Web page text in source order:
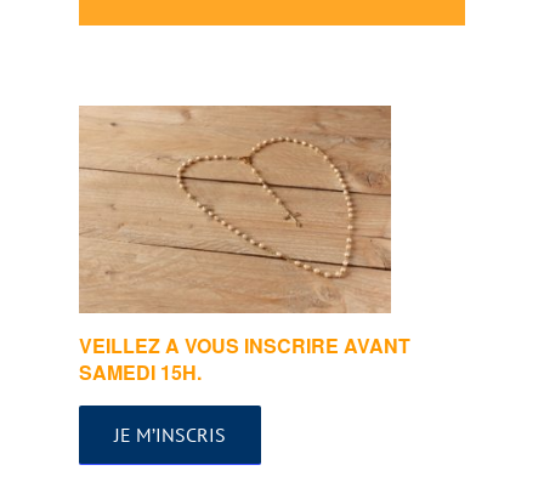
VEILLEZ A VOUS INSCRIRE AVANT
SAMEDI 15H.
JE M’INSCRIS